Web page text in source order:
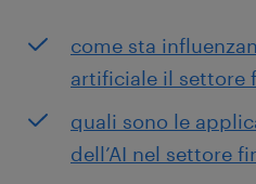
come sta
artificiale il settore
quali sono le
dell’AI nel settore